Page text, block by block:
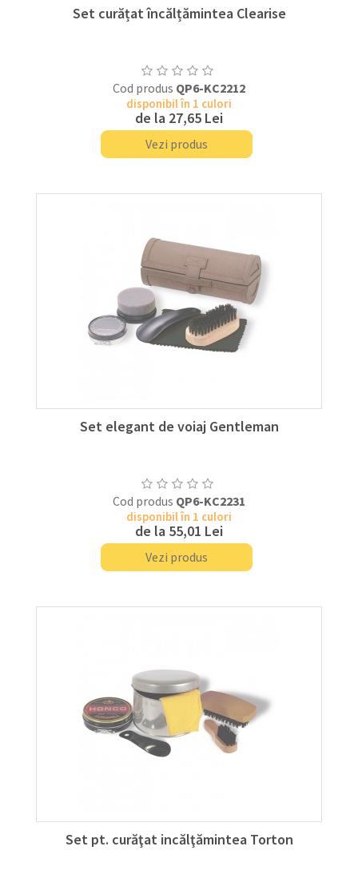
Set curățat încălțămintea Clearise
Cod produs QP6-KC2212
disponibil în 1 culori
de la 27,65 Lei
Vezi produs
Set elegant de voiaj Gentleman
Cod produs QP6-KC2231
disponibil în 1 culori
de la 55,01 Lei
Vezi produs
Set pt. curăţat incălţămintea Torton